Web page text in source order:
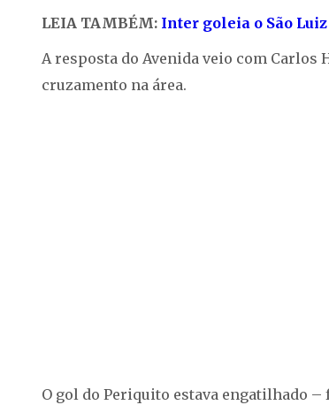
LEIA TAMBÉM: Inter goleia o São
A resposta do Avenida veio com Carlos
cruzamento na área.
O gol do Periquito estava engatilhado –